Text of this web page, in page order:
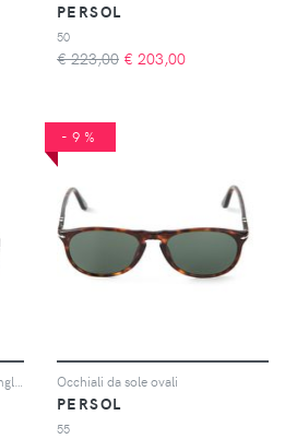
PERSOL
50
€ 223,00 € 203,00
-9%
Occhiali da sole ovali
PERSOL
55